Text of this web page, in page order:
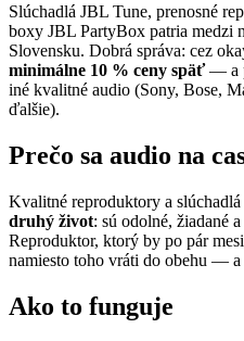
Slúchadlá JBL Tune, prenosné
boxy JBL PartyBox patria medzi
Slovensku. Dobrá správa: cez
minimálne 10 % ceny späť— a
iné kvalitné audio (Sony, Bose,
ďalšie).
Prečo sa audio na
Kvalitné reproduktory a
druhý život: sú odolné, žiadané
Reproduktor, ktorý by po pár
namiesto toho vráti do obehu —
Ako to funguje